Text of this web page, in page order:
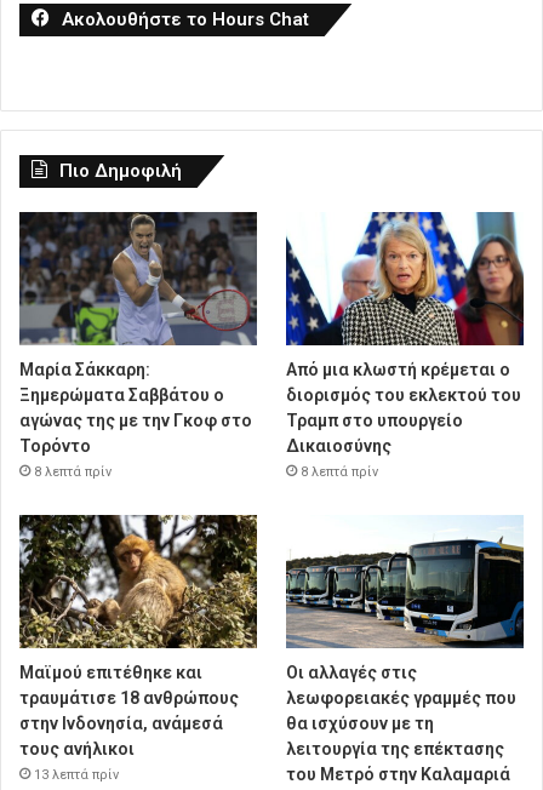
Ακολουθήστε το Hours Chat
Πιο Δημοφιλή
Μαρία Σάκκαρη:
Ξημερώματα Σαββάτου ο
αγώνας της με την Γκοφ στο
Τορόντο
8 λεπτά πρίν
Από μια κλωστή κρέμεται ο
διορισμός του εκλεκτού του
Τραμπ στο υπουργείο
Δικαιοσύνης
8 λεπτά πρίν
Μαϊμού επιτέθηκε και
τραυμάτισε 18 ανθρώπους
στην Ινδονησία, ανάμεσά
τους ανήλικοι
13 λεπτά πρίν
Οι αλλαγές στις
λεωφορειακές γραμμές που
θα ισχύσουν με τη
λειτουργία της επέκτασης
του Μετρό στην Καλαμαριά